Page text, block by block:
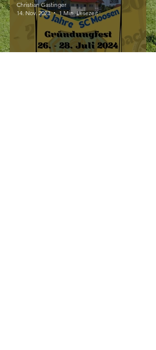
Christian Gastinger
14. Nov. 2023
1 Min. Lesezeit